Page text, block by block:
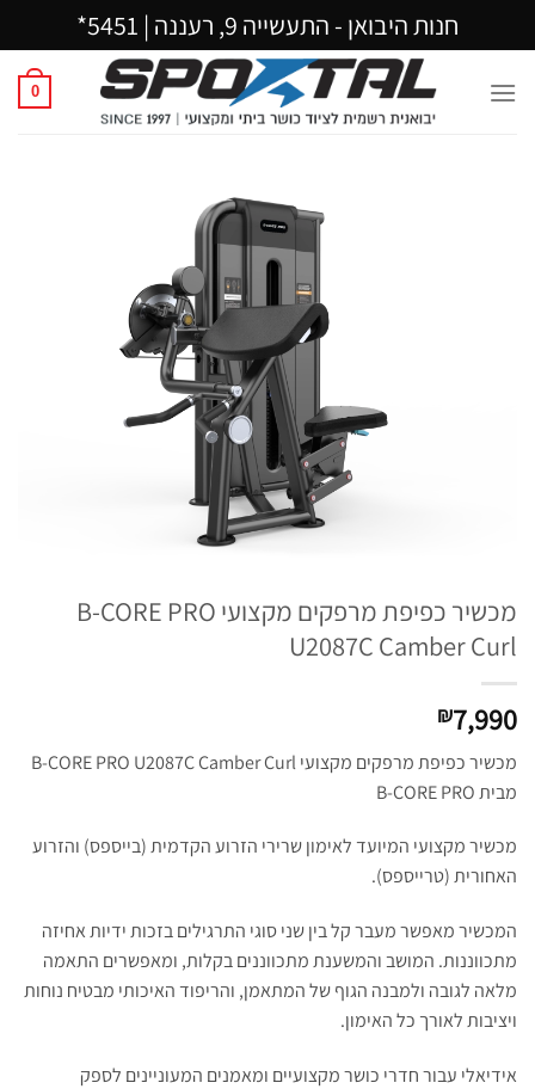
חנות היבואן - התעשייה 9, רעננה | 5451*
0
מכשיר כפיפת מרפקים מקצועי B-CORE PRO
U2087C Camber Curl
₪7,990
מכשיר כפיפת מרפקים מקצועי B-CORE PRO U2087C Camber Curl
מבית B-CORE PRO
מכשיר מקצועי המיועד לאימון שרירי הזרוע הקדמית (בייספס) והזרוע
האחורית (טרייספס).
המכשיר מאפשר מעבר קל בין שני סוגי התרגילים בזכות ידיות אחיזה
מתכווננות. המושב והמשענת מתכווננים בקלות, ומאפשרים התאמה
מלאה לגובה ולמבנה הגוף של המתאמן, והריפוד האיכותי מבטיח נוחות
ויציבות לאורך כל האימון.
אידיאלי עבור חדרי כושר מקצועיים ומאמנים המעוניינים לספק